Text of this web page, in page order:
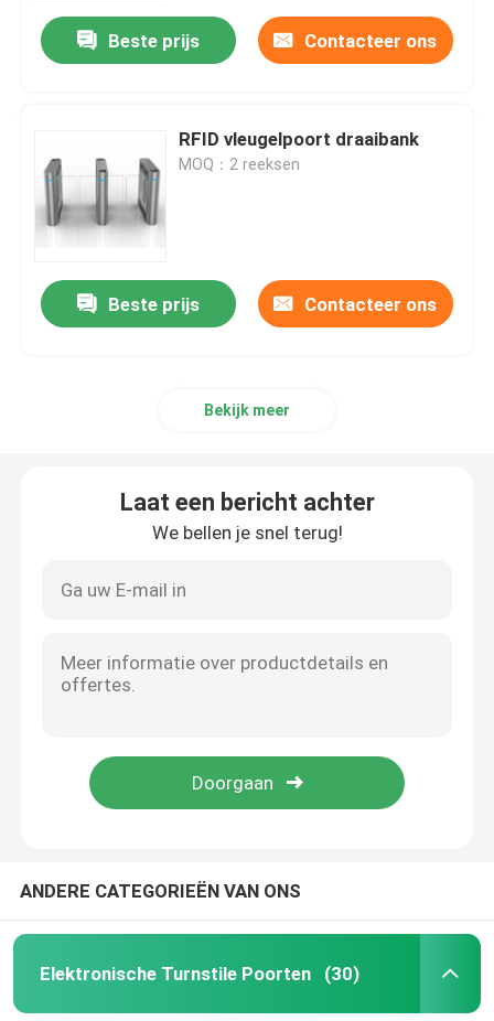
Beste prijs Contacteer ons
RFID vleugelpoort draaibank
MOQ：2 reeksen
Beste prijs Contacteer ons
Bekijk meer
Laat een bericht achter
We bellen je snel terug!
ANDERE CATEGORIEËN VAN ONS
Elektronische Turnstile Poorten (30)